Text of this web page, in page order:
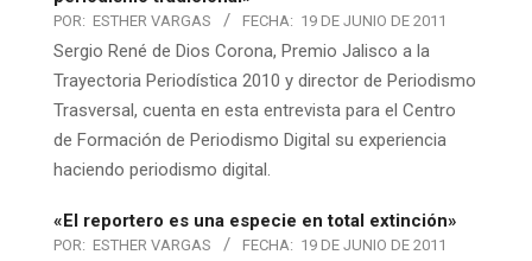
POR: ESTHER VARGAS FECHA: 19 DE JUNIO DE 2011
Sergio René de Dios Corona, Premio Jalisco a la
Trayectoria Periodística 2010 y director de Periodismo
Trasversal, cuenta en esta entrevista para el Centro
de Formación de Periodismo Digital su experiencia
haciendo periodismo digital.
«El reportero es una especie en total extinción»
POR: ESTHER VARGAS FECHA: 19 DE JUNIO DE 2011